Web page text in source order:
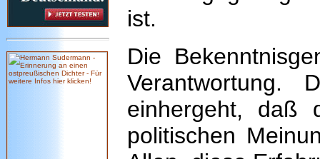
ist.
Die
Verantwortung.
einhergeht, daß
politischen